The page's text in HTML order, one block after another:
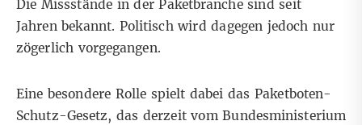
Die Missstände in der Paketbranche sind seit
Jahren bekannt. Politisch wird dagegen jedoch nur
zögerlich vorgegangen.
Eine besondere Rolle spielt dabei das Paketboten-
Schutz-Gesetz, das derzeit vom Bundesministerium